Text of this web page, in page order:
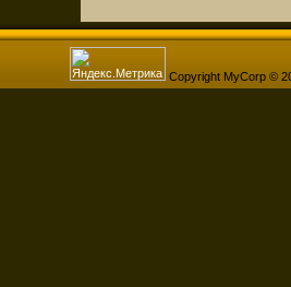
Copyright MyCorp ©